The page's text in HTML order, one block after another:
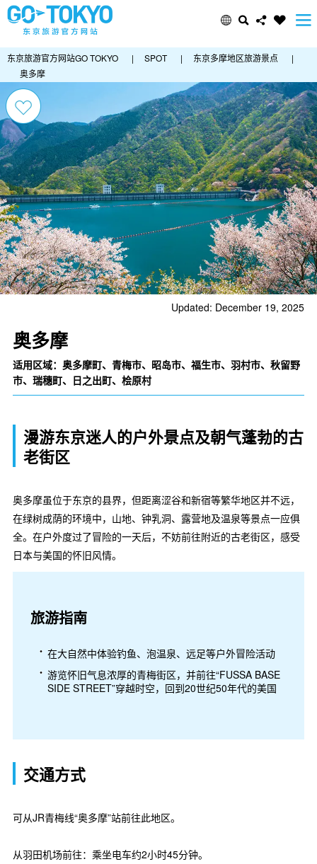
东京旅游官方网站GO TOKYO | SPOT | 东京多摩地区旅游景点
|
奥多摩
Updated: December 19, 2025
奥多摩
适用区域：奥多摩町、青梅市、昭岛市、福生市、羽村市、秋留野
市、瑞穗町、日之出町、桧原村
漫游东京迷人的户外景点及朝气蓬勃的古
老街区
奥多摩虽位于东京的县界，但距离涩谷和新宿等繁华地区并不远，
在绿树成荫的环境中，山地、钟乳洞、露营地及温泉等景点一应俱
全。在户外度过了冒险的一天后，不妨前往附近的古老街区，感受
日本与美国的怀旧风情。
旅游指南
在大自然中体验钓鱼、泡温泉、远足等户外冒险活动
游览怀旧气息浓厚的青梅街区，并前往“FUSSA BASE
SIDE STREET”穿越时空，回到20世纪50年代的美国
交通方式
可从JR青梅线“奥多摩”站前往此地区。
从羽田机场前往：乘坐电车约2小时45分钟。